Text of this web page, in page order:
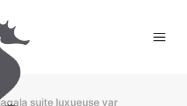
suite luxueuse var